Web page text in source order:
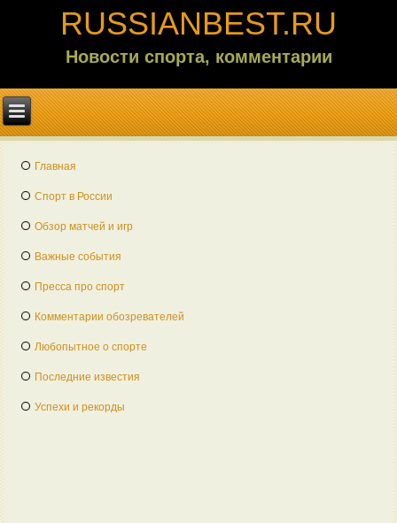
RUSSIANBEST.RU
Новости спорта, комментарии
Главная
Спорт в России
Обзор матчей и игр
Важные события
Пресса про спорт
Комментарии обозревателей
Любопытное о спорте
Последние известия
Успехи и рекорды